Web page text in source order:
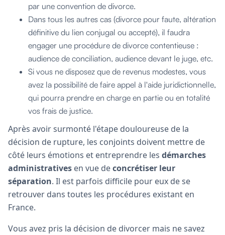
par une convention de divorce.
Dans tous les autres cas (divorce pour faute, altération
définitive du lien conjugal ou accepté), il faudra
engager une procédure de divorce contentieuse :
audience de conciliation, audience devant le juge, etc.
Si vous ne disposez que de revenus modestes, vous
avez la possibilité de faire appel à l'aide juridictionnelle,
qui pourra prendre en charge en partie ou en totalité
vos frais de justice.
Après avoir surmonté l'étape douloureuse de la
décision de rupture, les conjoints doivent mettre de
côté leurs émotions et entreprendre les démarches
administratives en vue deconcrétiser leur
séparation. Il est parfois difficile pour eux de se
retrouver dans toutes les procédures existant en
France.
Vous avez pris la décision de divorcer mais ne savez